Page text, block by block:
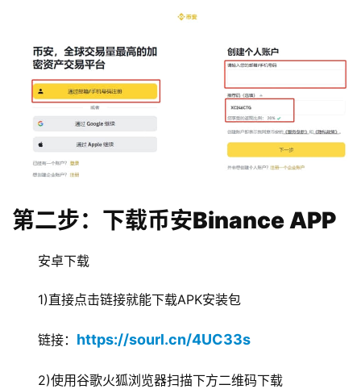
第二步：下载币安Binance APP
安卓下载
1)直接点击链接就能下载APK安装包
链接： https://sourl.cn/4UC33s
2)使用谷歌火狐浏览器扫描下方二维码下载